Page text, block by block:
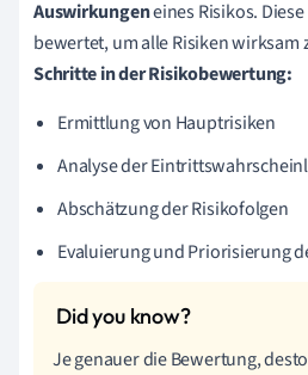
Auswirkungeneines Risikos.
bewertet, um alle Risiken wirksam
Schritte in der Risikobewertung:
Ermittlung von Hauptrisiken
Analyse der
Abschätzung der Risikofolgen
Evaluierung und Priorisierung
Je genauer die Bewertung,